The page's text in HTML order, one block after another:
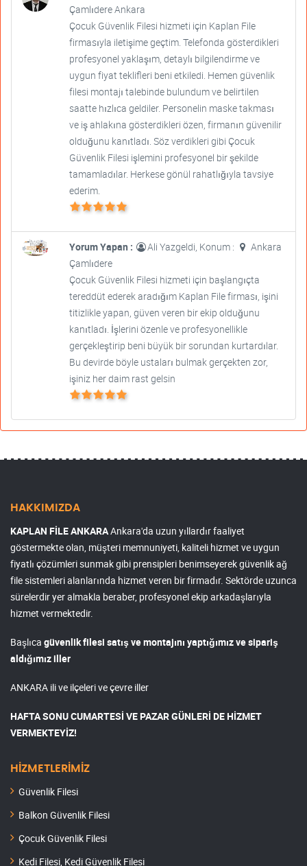
Çamlıdere Ankara
Çocuk Güvenlik Filesi hizmeti için Kaplan File
firmasıyla iletişime geçtim. Telefonda gösterdikleri
profesyonel yaklaşım, detaylı bilgilendirme ve
uygun fiyat teklifleri beni etkiledi. Hemen güvenlik
filesi montajı talebinde bulundum ve belirtilen
saatte hızlıca geldiler. Personelin maske takması
ve iş ahlakına gösterdikleri özen, firmanın güvenilir
olduğunu kanıtladı. Söz verdikleri gibi Çocuk
Güvenlik Filesi işlemini profesyonel bir şekilde
tamamladılar. Herkese gönül rahatlığıyla tavsiye
ederim.
Yorum Yapan : Ali Yazgeldi, Konum :
Ankara
Çamlıdere
Çocuk Güvenlik Filesi hizmeti için başlangıçta
tereddüt ederek aradığım Kaplan File firması, işini
titizlikle yapan, güven veren bir ekip olduğunu
kanıtladı. İşlerini özenle ve profesyonellikle
gerçekleştirip beni büyük bir sorundan kurtardılar.
Bu devirde böyle ustaları bulmak gerçekten zor,
işiniz her daim rast gelsin
HAKKIMIZDA
KAPLAN FİLE ANKARAAnkara'da uzun yıllardır faaliyet
göstermekte olan, müşteri memnuniyeti, kaliteli hizmet ve uygun
fiyatlı çözümleri sunmak gibi prensipleri benimseyerek güvenlik ağ
file sistemleri alanlarında hizmet veren bir firmadır. Sektörde uzunca
sürelerdir yer almakla beraber, profesyonel ekip arkadaşlarıyla
hizmet vermektedir.
Başlıca güvenlik filesi satış ve montajını yaptığımız ve sipariş
aldığımız iller
ANKARA ili ve ilçeleri ve çevre iller
HAFTA SONU CUMARTESİ VE PAZAR GÜNLERİ DE HİZMET
VERMEKTEYİZ!
HİZMETLERİMİZ
Güvenlik Filesi
Balkon Güvenlik Filesi
Çocuk Güvenlik Filesi
Kedi Filesi, Kedi Güvenlik Filesi